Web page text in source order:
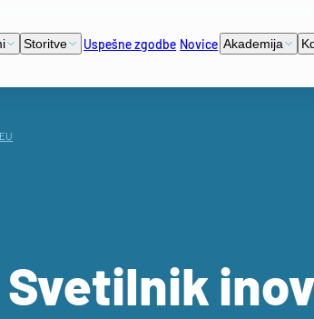
Storitve Uspešne zgodbe Novice Akademija